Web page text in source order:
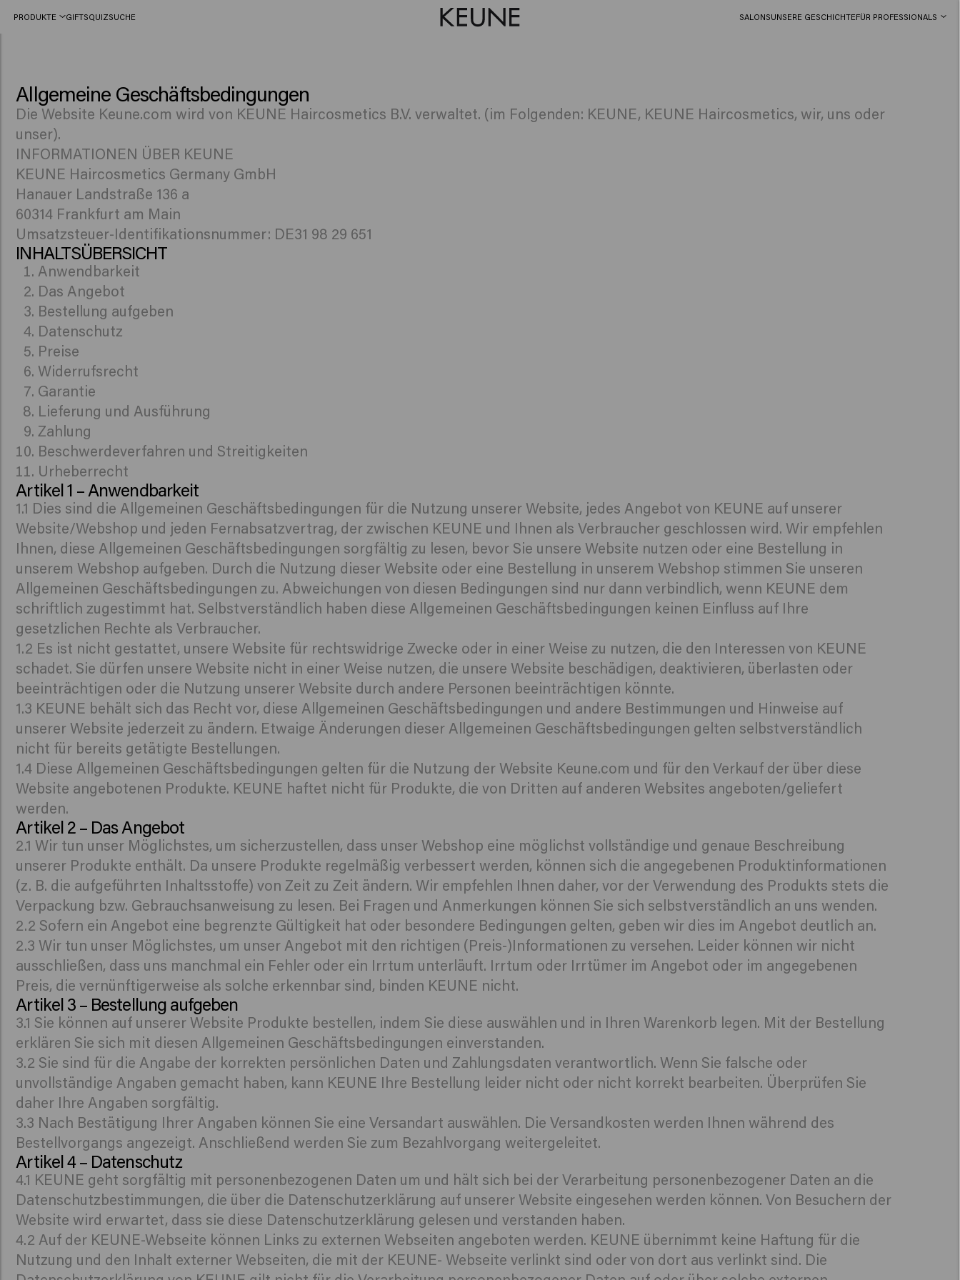
PRODUKTE GIFTSQUIZSUCHE SALONSUNSERE GESCHICHTEFÜR PROFESSIONALS
Terms and conditions
Allgemeine Geschäftsbedingungen
Die Website Keune.com wird von KEUNE Haircosmetics B.V. verwaltet. (im Folgenden: KEUNE, KEUNE Haircosmetics, wir, uns oder
unser).
INFORMATIONEN ÜBER KEUNE
KEUNE Haircosmetics Germany GmbH
Hanauer Landstraße 136 a
60314 Frankfurt am Main
Umsatzsteuer-Identifikationsnummer: DE31 98 29 651
INHALTSÜBERSICHT
Anwendbarkeit
Das Angebot
Bestellung aufgeben
Datenschutz
Preise
Widerrufsrecht
Garantie
Lieferung und Ausführung
Zahlung
Beschwerdeverfahren und Streitigkeiten
Urheberrecht
Artikel 1 – Anwendbarkeit
1.1 Dies sind die Allgemeinen Geschäftsbedingungen für die Nutzung unserer Website, jedes Angebot von KEUNE auf unserer
Website/Webshop und jeden Fernabsatzvertrag, der zwischen KEUNE und Ihnen als Verbraucher geschlossen wird. Wir empfehlen
Ihnen, diese Allgemeinen Geschäftsbedingungen sorgfältig zu lesen, bevor Sie unsere Website nutzen oder eine Bestellung in
unserem Webshop aufgeben. Durch die Nutzung dieser Website oder eine Bestellung in unserem Webshop stimmen Sie unseren
Allgemeinen Geschäftsbedingungen zu. Abweichungen von diesen Bedingungen sind nur dann verbindlich, wenn KEUNE dem
schriftlich zugestimmt hat. Selbstverständlich haben diese Allgemeinen Geschäftsbedingungen keinen Einfluss auf Ihre
gesetzlichen Rechte als Verbraucher.
1.2 Es ist nicht gestattet, unsere Website für rechtswidrige Zwecke oder in einer Weise zu nutzen, die den Interessen von KEUNE
schadet. Sie dürfen unsere Website nicht in einer Weise nutzen, die unsere Website beschädigen, deaktivieren, überlasten oder
beeinträchtigen oder die Nutzung unserer Website durch andere Personen beeinträchtigen könnte.
1.3 KEUNE behält sich das Recht vor, diese Allgemeinen Geschäftsbedingungen und andere Bestimmungen und Hinweise auf
unserer Website jederzeit zu ändern. Etwaige Änderungen dieser Allgemeinen Geschäftsbedingungen gelten selbstverständlich
nicht für bereits getätigte Bestellungen.
1.4 Diese Allgemeinen Geschäftsbedingungen gelten für die Nutzung der Website Keune.com und für den Verkauf der über diese
Website angebotenen Produkte. KEUNE haftet nicht für Produkte, die von Dritten auf anderen Websites angeboten/geliefert
werden.
Artikel 2 – Das Angebot
2.1 Wir tun unser Möglichstes, um sicherzustellen, dass unser Webshop eine möglichst vollständige und genaue Beschreibung
unserer Produkte enthält. Da unsere Produkte regelmäßig verbessert werden, können sich die angegebenen Produktinformationen
(z. B. die aufgeführten Inhaltsstoffe) von Zeit zu Zeit ändern. Wir empfehlen Ihnen daher, vor der Verwendung des Produkts stets die
Verpackung bzw. Gebrauchsanweisung zu lesen. Bei Fragen und Anmerkungen können Sie sich selbstverständlich an uns wenden.
2.2 Sofern ein Angebot eine begrenzte Gültigkeit hat oder besondere Bedingungen gelten, geben wir dies im Angebot deutlich an.
2.3 Wir tun unser Möglichstes, um unser Angebot mit den richtigen (Preis-)Informationen zu versehen. Leider können wir nicht
ausschließen, dass uns manchmal ein Fehler oder ein Irrtum unterläuft. Irrtum oder Irrtümer im Angebot oder im angegebenen
Preis, die vernünftigerweise als solche erkennbar sind, binden KEUNE nicht.
Artikel 3 – Bestellung aufgeben
3.1 Sie können auf unserer Website Produkte bestellen, indem Sie diese auswählen und in Ihren Warenkorb legen. Mit der Bestellung
erklären Sie sich mit diesen Allgemeinen Geschäftsbedingungen einverstanden.
3.2 Sie sind für die Angabe der korrekten persönlichen Daten und Zahlungsdaten verantwortlich. Wenn Sie falsche oder
unvollständige Angaben gemacht haben, kann KEUNE Ihre Bestellung leider nicht oder nicht korrekt bearbeiten. Überprüfen Sie
daher Ihre Angaben sorgfältig.
3.3 Nach Bestätigung Ihrer Angaben können Sie eine Versandart auswählen. Die Versandkosten werden Ihnen während des
Bestellvorgangs angezeigt. Anschließend werden Sie zum Bezahlvorgang weitergeleitet.
Artikel 4 – Datenschutz
4.1 KEUNE geht sorgfältig mit personenbezogenen Daten um und hält sich bei der Verarbeitung personenbezogener Daten an die
Datenschutzbestimmungen, die über die Datenschutzerklärung auf unserer Website eingesehen werden können. Von Besuchern der
Website wird erwartet, dass sie diese Datenschutzerklärung gelesen und verstanden haben.
4.2 Auf der KEUNE-Webseite können Links zu externen Webseiten angeboten werden. KEUNE übernimmt keine Haftung für die
Nutzung und den Inhalt externer Webseiten, die mit der KEUNE- Webseite verlinkt sind oder von dort aus verlinkt sind. Die